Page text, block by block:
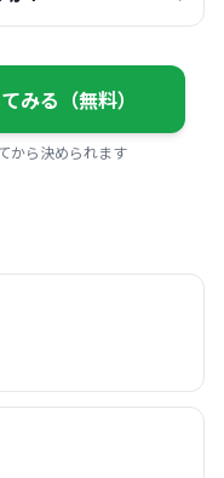
みる（無料）
から決められます